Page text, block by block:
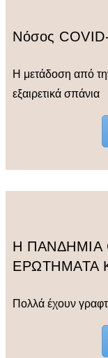
Νόσος
Η μετάδοση από
εξαιρετικά σπάνια
Η ΠΑΝΔΗΜΙΑ
ΕΡΩΤΗΜΑΤΑ
Πολλά έχουν